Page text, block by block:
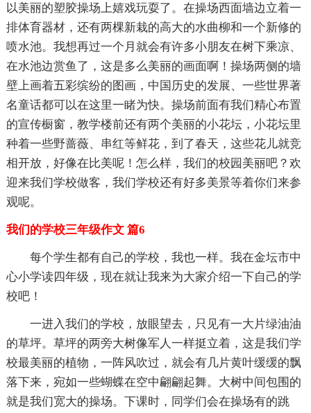
以美丽的塑胶操场上嬉戏玩耍了。在操场西面墙边立着一
排体育器材，还有两棵新栽的高大的水曲柳和一个新修的
喷水池。我想再过一个月就会有许多小朋友在树下乘凉、
在水池边赏鱼了，这是多么美丽的画面啊！操场两侧的墙
壁上画着五彩缤纷的图画，中国历史的发展、一些世界著
名童话都可以在这里一睹为快。操场前面有我们精心布置
的宣传橱窗，教学楼前还有两个美丽的小花坛，小花坛里
种着一些野蔷薇、串红等鲜花，到了春天，这些花儿就竞
相开放，好像在比美呢！怎么样，我们的校园美丽吧？欢
迎来我们学校做客，我们学校还有好多美景等着你们来参
观呢。
我们的学校三年级作文 篇6
每个学生都有自己的学校，我也一样。我在金坛市中
心小学读四年级，现在就让我来为大家介绍一下自己的学
校吧！
一进入我们的学校，放眼望去，只见有一大片绿油油
的草坪。草坪的两旁大树像军人一样挺立着，这是我们学
校最美丽的植物，一阵风吹过，就会有几片黄叶缓缓的飘
落下来，宛如一些蝴蝶在空中翩翩起舞。大树中间包围的
就是我们宽大的操场。下课时，同学们会在操场有的跳